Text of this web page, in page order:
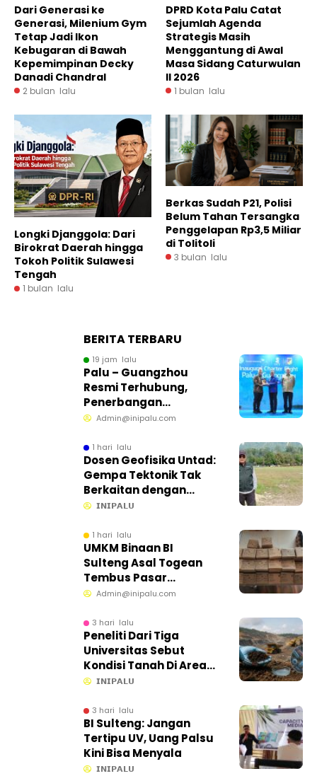
Dari Generasi ke
Generasi, Milenium Gym
Tetap Jadi Ikon
Kebugaran di Bawah
Kepemimpinan Decky
Danadi Chandral
2 bulan lalu
DPRD Kota Palu Catat
Sejumlah Agenda
Strategis Masih
Menggantung di Awal
Masa Sidang Caturwulan
II 2026
1 bulan lalu
Longki Djanggola: Dari
Birokrat Daerah hingga
Tokoh Politik Sulawesi
Tengah
1 bulan lalu
Berkas Sudah P21, Polisi
Belum Tahan Tersangka
Penggelapan Rp3,5 Miliar
di Tolitoli
3 bulan lalu
BERITA TERBARU
19 jam lalu
Palu – Guangzhou
Resmi Terhubung,
Penerbangan
Internasional Perdana
Tengah
Admin@inipalu.com
1 hari lalu
Dosen Geofisika Untad:
Gempa Tektonik Tak
Berkaitan dengan
Aktivitas Tambang
𝗜𝗡𝗜𝗣𝗔𝗟𝗨
1 hari lalu
UMKM Binaan BI
Sulteng Asal Togean
Tembus Pasar
Internasional
Admin@inipalu.com
3 hari lalu
Peneliti Dari Tiga
Universitas Sebut
Kondisi Tanah Di Area
CPM Masih Baik
𝗜𝗡𝗜𝗣𝗔𝗟𝗨
3 hari lalu
BI Sulteng: Jangan
Tertipu UV, Uang Palsu
Kini Bisa Menyala
𝗜𝗡𝗜𝗣𝗔𝗟𝗨